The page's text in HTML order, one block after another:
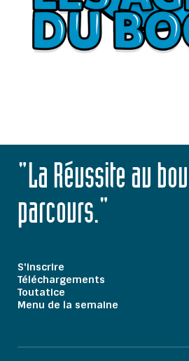
"La Réussite au
parcours."
S'inscrire
Téléchargements
Toutatice
Menu de la semaine